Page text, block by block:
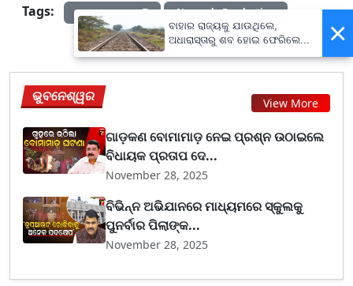
Tags: prameyanews7 Nuapada By-election
ଭୁବନେଶ୍ୱର View More
ଗାଡ଼କଣ ବୋମାମାଡ଼ ନେଇ ପ୍ରଶ୍ନ ଉଠାଇଲେ
ବିଧାୟକ ପ୍ରତାପ ଦେ...
November 28, 2025
ବିଭିନ୍ନ ଅଭିଯାନରେ ମାଧ୍ୟମରେ ସ୍କୁଲକୁ
ପୁନର୍ବାର ପିଲାଙ୍କ...
November 28, 2025
×
ବାହାର ରାଜ୍ୟକୁ ଯାଉଥିଲେ,
ଅଧାରାସ୍ତାରୁ ଶବ ହୋଇ ଫେରିଲେ...